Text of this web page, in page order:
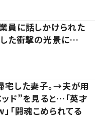
員に話しかけられた
した衝撃の光景に…
宅した妻子。→夫が用
ド”を見ると…「英才
「闘魂こめられてる